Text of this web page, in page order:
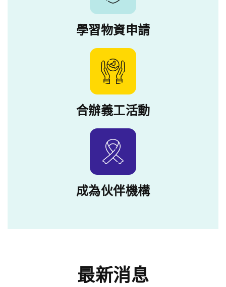
學習物資申請
合辦義工活動
成為伙伴機構
最新消息